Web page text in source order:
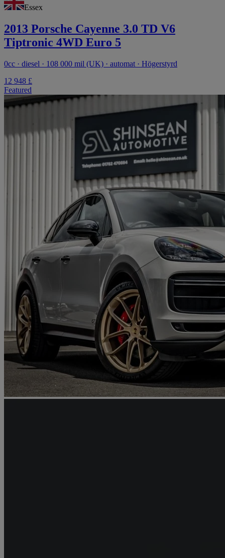
Essex
2013 Porsche Cayenne 3.0 TD V6
Tiptronic 4WD Euro 5
0cc · diesel · 108 000 mil (UK) · automat · Högerstyrd
12 948 £
Featured